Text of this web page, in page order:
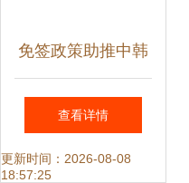
免签政策助推中韩
游客“双向奔赴”升
温，信息咨询服务
查看详情
更新时间：2026-08-08
18:57:25